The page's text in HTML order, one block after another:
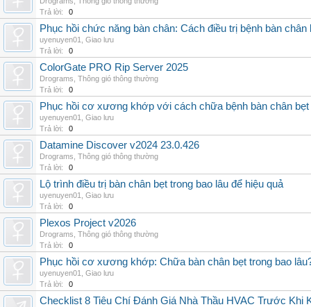
Trả lời:
0
Phục hồi chức năng bàn chân: Cách điều trị bệnh bàn chân
uyenuyen01
Giao lưu
Trả lời:
0
ColorGate PRO Rip Server 2025
Drograms Thông gió thông thường
Trả lời:
0
Phục hồi cơ xương khớp với cách chữa bệnh bàn chân bẹt
uyenuyen01
Giao lưu
Trả lời:
0
Datamine Discover v2024 23.0.426
Drograms Thông gió thông thường
Trả lời:
0
Lộ trình điều trị bàn chân bẹt trong bao lâu để hiệu quả
uyenuyen01
Giao lưu
Trả lời:
0
Plexos Project v2026
Drograms Thông gió thông thường
Trả lời:
0
Phục hồi cơ xương khớp: Chữa bàn chân bẹt trong bao
uyenuyen01
Giao lưu
Trả lời:
0
Checklist 8 Tiêu Chí Đánh Giá Nhà Thầu HVAC Trước Khi